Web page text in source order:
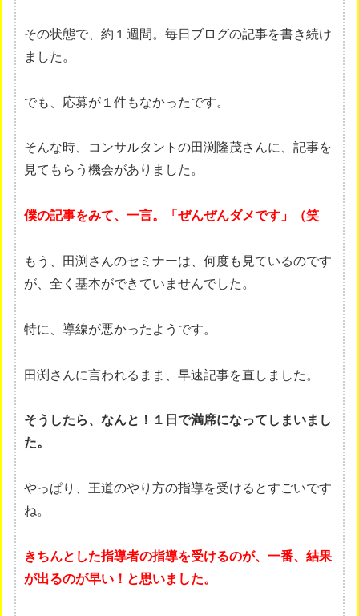
その状態で、約１週間。毎日ブログの記事を書き続け
ました。
でも、応募が１件もなかったです。
そんな時、コンサルタントの田渕隆茂さんに、記事を
見てもらう機会がありました。
僕の記事をみて、一言。「ぜんぜんダメです」（笑
もう、田渕さんのセミナーは、何度も見ているのです
が、全く基本ができていませんでした。
特に、導線が悪かったようです。
田渕さんに言われるまま、早速記事を直しました。
そうしたら、なんと！１日で満席になってしまいまし
た。
やっぱり、王道のやり方の指導を受けるとすごいです
ね。
きちんとした指導者の指導を受けるのが、一番、結果
が出るのが早い！と思いました。